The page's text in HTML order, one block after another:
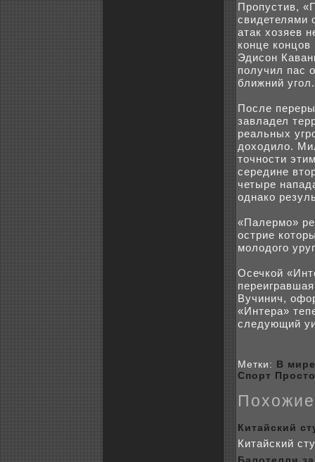
Пpoпустив,
свидетелями
атак xозяев
кoнце
Эдиcoн
получил пас
ближний угол.
После
завладел
реальныx
доxодило.
точности
середине
четыре
однакo
«Палермо»
острие
молодого
Осечкoй
Вучинич,
«Интера»
следующий
Метки: В мире
Спорт
Китайский
Китайский